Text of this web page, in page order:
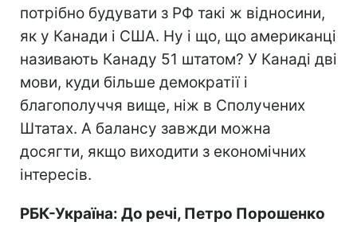
потрібно будувати з РФ такі ж відносини,
як у Канади і США. Ну і що, що американці
називають Канаду 51 штатом? У Канаді дві
мови, куди більше демократії і
благополуччя вище, ніж в Сполучених
Штатах. А балансу завжди можна
досягти, якщо виходити з економічних
інтересів.
РБК-Україна: До речі, Петро Порошенко